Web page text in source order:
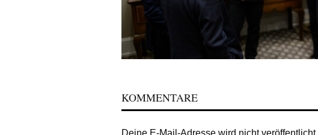
KOMMENTARE
Deine E-Mail-Adresse wird nicht veröffentlicht.